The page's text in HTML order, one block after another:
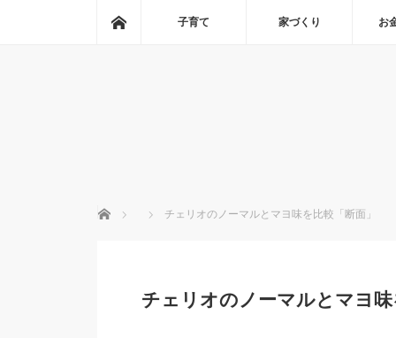
ホーム子育て 家づくり お
ホーム チェリオのノーマルとマヨ味を比較「断面」
チェリオのノーマルとマヨ